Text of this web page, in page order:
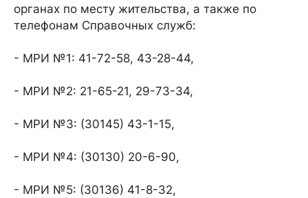
органах по месту жительства, а также по
телефонам Справочных служб:
- МРИ №1: 41-72-58, 43-28-44,
- МРИ №2: 21-65-21, 29-73-34,
- МРИ №3: (30145) 43-1-15,
- МРИ №4: (30130) 20-6-90,
- МРИ №5: (30136) 41-8-32,